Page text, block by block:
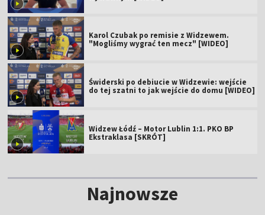
Karol Czubak po remisie z Widzewem.
"Mogliśmy wygrać ten mecz" [WIDEO]
Świderski po debiucie w Widzewie: wejście
do tej szatni to jak wejście do domu [WIDEO]
Widzew Łódź – Motor Lublin 1:1. PKO BP
Ekstraklasa [SKRÓT]
Najnowsze